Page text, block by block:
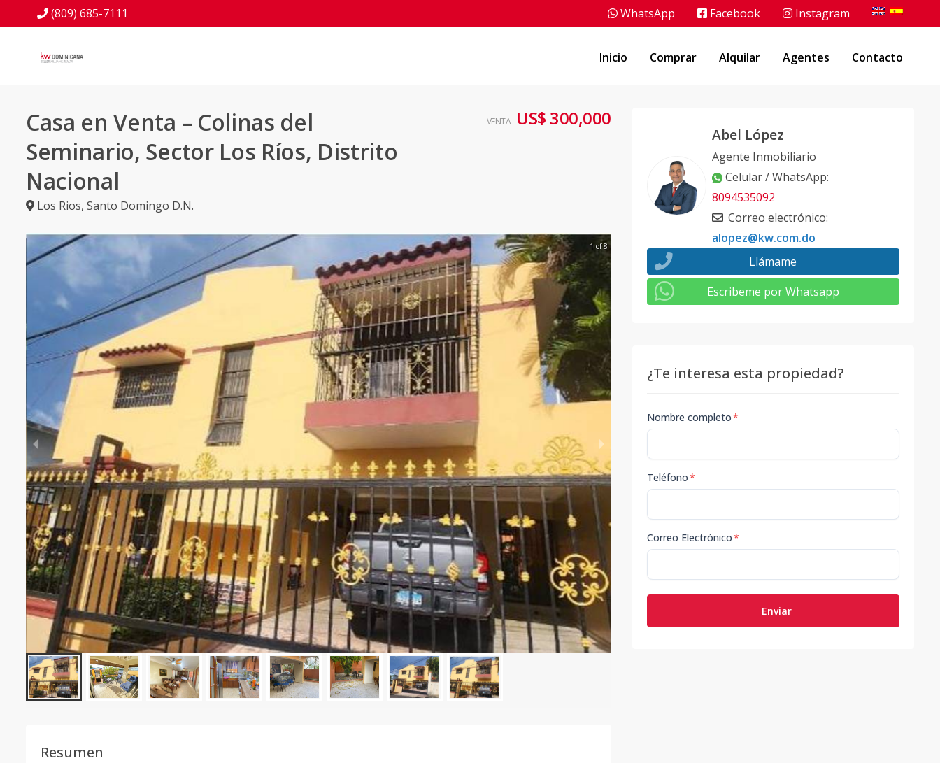
(809) 685-7111 WhatsApp Facebook Instagram
Inicio Comprar Alquilar Agentes Contacto
Casa en Venta – Colinas del
Seminario, Sector Los Ríos, Distrito
Nacional
Los Rios, Santo Domingo D.N.
VENTA US$ 300,000
1 of 8
Resumen
Abel López
Agente Inmobiliario
Celular / WhatsApp:
8094535092
Correo electrónico:
alopez@kw.com.do
Llámame
Escribeme por Whatsapp
¿Te interesa esta propiedad?
Nombre completo*
Teléfono*
Correo Electrónico*
Enviar